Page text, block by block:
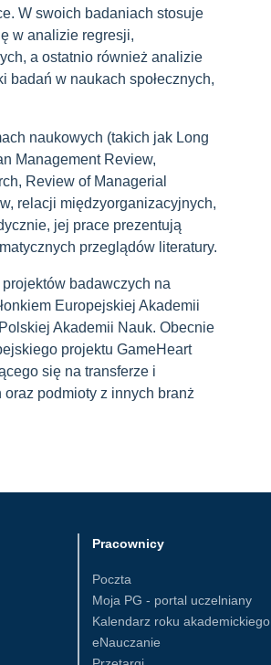
W swoich badaniach stosuje
w analizie regresji,
a ostatnio również analizie
badań w naukach społecznych,
naukowych (takich jak Long
Management Review,
Review of Managerial
relacji międzyorganizacyjnych,
jej prace prezentują
przeglądów literatury.
badawczych na
Europejskiej Akademii
Akademii Nauk. Obecnie
projektu GameHeart
się na transferze i
podmioty z innych branż
Pracownicy
Poczta
Moja PG - portal uczelniany
Kalendarz roku akademickiego
eNauczanie